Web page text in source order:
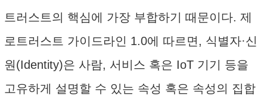
트러스트의 핵심에 가장 부합하기 때문이다. 제
로트러스트 가이드라인 1.0에 따르면, 식별자·신
원(Identity)은 사람, 서비스 혹은 IoT 기기 등을
고유하게 설명할 수 있는 속성 혹은 속성의 집합